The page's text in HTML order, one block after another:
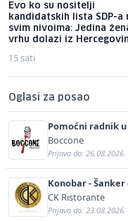
Evo ko su nositelji
kandidatskih lista SDP-a
svim nivoima: Jedina
vrhu dolazi iz
15 sati
Oglasi za posao
Pomoćni radnik
Boccone
Prijava do:
Konobar - Šanker
CK Ristorante
Prijava do: